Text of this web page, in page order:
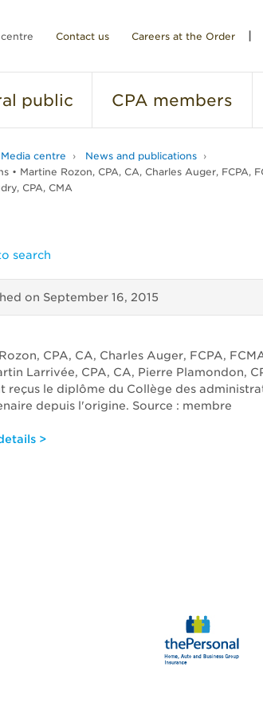
Contact us Careers at the Order
public CPA members
Media centre
News and publications
• Martine Rozon, CPA, CA, Charles Auger, FCPA,
CPA, CMA
search
on September 16, 2015
CPA, CA, Charles Auger, FCPA,
Larrivée, CPA, CA, Pierre Plamondon,
reçus le diplôme du Collège des
depuis l'origine. Source : membre
>